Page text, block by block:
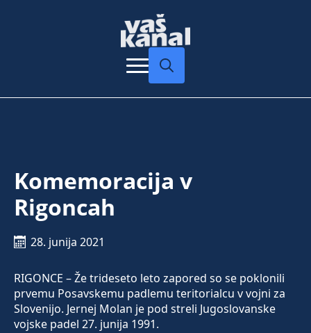
Komemoracija v
Rigoncah
28. junija 2021
RIGONCE – Že trideseto leto zapored so se poklonili
prvemu Posavskemu padlemu teritorialcu v vojni za
Slovenijo. Jernej Molan je pod streli Jugoslovanske
vojske padel 27. junija 1991.